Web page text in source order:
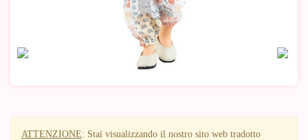
ATTENZIONE: Stai visualizzando il nostro sito web tradotto